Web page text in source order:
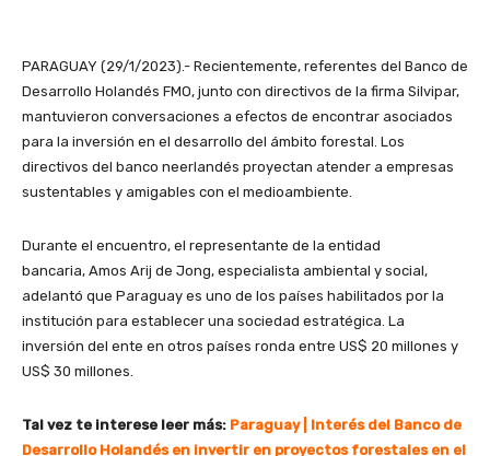
PARAGUAY (29/1/2023).- Recientemente, referentes del Banco de
Desarrollo Holandés FMO, junto con directivos de la firma Silvipar,
mantuvieron conversaciones a efectos de encontrar asociados
para la inversión en el desarrollo del ámbito forestal. Los
directivos del banco neerlandés proyectan atender a empresas
sustentables y amigables con el medioambiente.
Durante el encuentro, el representante de la entidad
bancaria, Amos Arij de Jong, especialista ambiental y social,
adelantó que Paraguay es uno de los países habilitados por la
institución para establecer una sociedad estratégica. La
inversión del ente en otros países ronda entre US$ 20 millones y
US$ 30 millones.
Tal vez te interese leer más: Paraguay | Interés del Banco de
Desarrollo Holandés en invertir en proyectos forestales en el